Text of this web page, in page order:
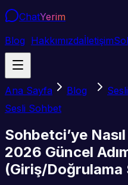
ChatYerim
Blog Hakkımızdaİletişim
Ana Sayfa Blog
Sesli Sohbet
Sohbetci’ye
2026 Güncel
(Giriş/Doğrulama